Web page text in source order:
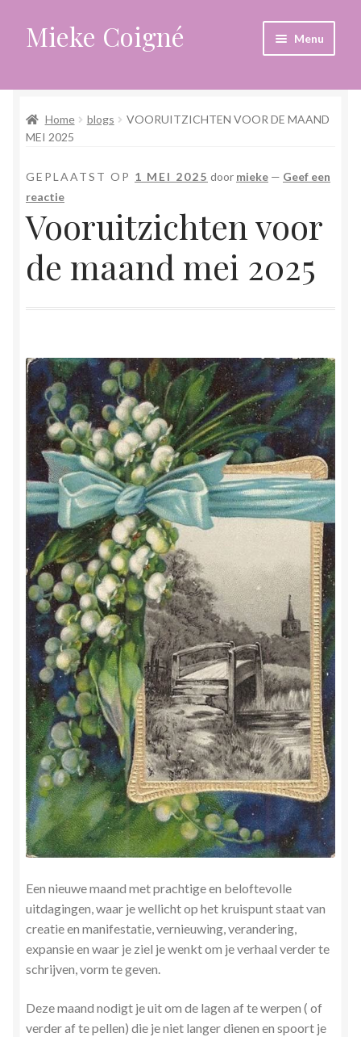
Ga
door
navigatie
Ga
naar
inhoud
Mieke Coigné Menu
Afrekenen
Anders leven in een sterk veranderende tijd
Herinner wie je werkelijk bent
Magische helende verhalen ©Mieke
Mijn account
Mindfulness en Hartcoherentie
Narcisme
Nieuw boek ‘Pareltjes in de Oceaan.’ Meditatieve haiku’s
in woord en beeld
Priesteressen van Isis- Hal der Zuilen
Privacybeleid
Stress en Burn-out Coaching
Tarot
Transactionele Analyse
Tweelingvlam
Webshop
Wie ben ik
Winkel
Home blogs
VOORUITZICHTEN VOOR DE MAAND
MEI 2025
GEPLAATST OP 1 MEI 2025 door mieke — Geef een
reactie
Vooruitzichten voor
de maand mei 2025
Een nieuwe maand met prachtige en beloftevolle
uitdagingen, waar je wellicht op het kruispunt staat van
creatie en manifestatie, vernieuwing, verandering,
expansie en waar je ziel je wenkt om je verhaal verder te
schrijven, vorm te geven.
Deze maand nodigt je uit om de lagen af ​​te werpen ( of
verder af te pellen) die je niet langer dienen en spoort je